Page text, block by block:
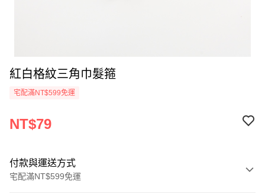
紅白格紋三角巾髮箍
宅配滿NT$599免運
NT$79
付款與運送方式
宅配滿NT$599免運